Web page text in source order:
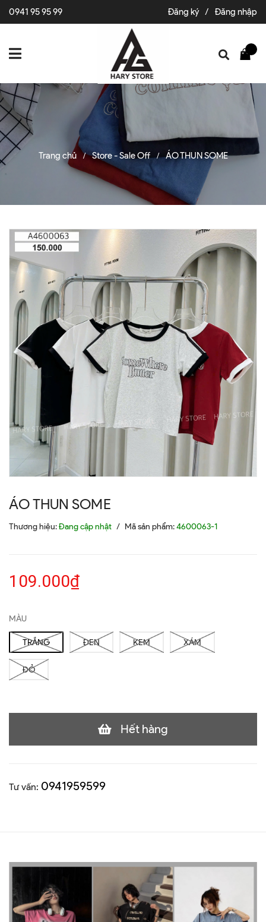
0941 95 95 99 Đăng ký / Đăng nhập
Trang chủ / Store - Sale Off / ÁO THUN SOME
ÁO THUN SOME
Thương hiệu:Đang cập nhật / Mã sản phẩm:4600063-1
109.000₫
MÀU
TRẮNG ĐEN KEM XÁM
ĐỎ
Hết hàng
Tư vấn: 0941959599